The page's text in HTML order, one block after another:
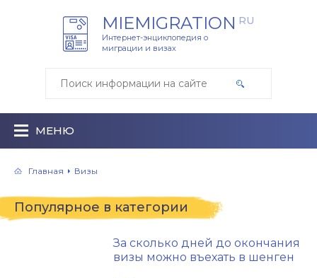
MIEMIGRATION RU
Интернет-энциклопедия о
миграции и визах
МЕНЮ
Главная Визы
Популярное в категории
За сколько дней до окончания
визы можно въехать в шенген